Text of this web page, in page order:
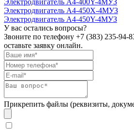
Электродвигатель А4-400Y-4МУЗ
Электродвигатель А4-450Х-4MУЗ
Электродвигатель А4-450Y-4MУЗ
У вас остались вопросы?
Звоните по телефону +7 (383) 235-94-
оставьте заявку онлайн.
Прикрепить файлы (реквизиты,